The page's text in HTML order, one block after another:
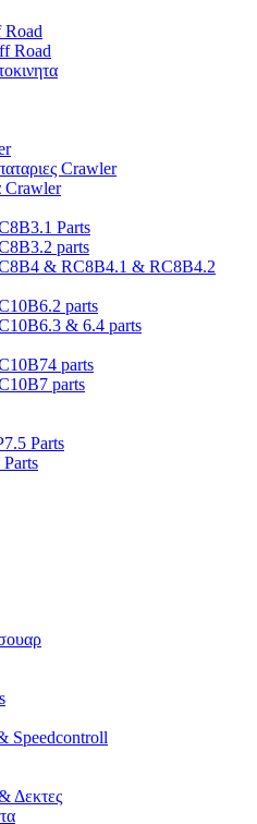
Road
Road
Crawler
Crawler
Parts
parts
& RC8B4.1 & RC8B4.2
parts
& 6.4 parts
parts
parts
Parts
Speedcontroll
Δεκτες